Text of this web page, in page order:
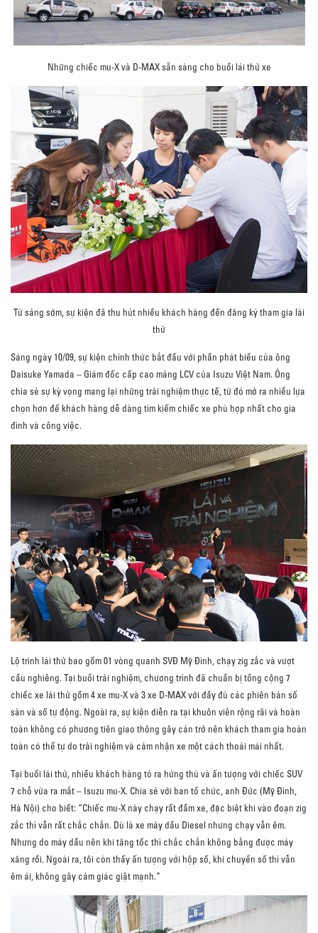
Những chiếc mu-X và D-MAX sẵn sàng cho buổi lái thử xe
Từ sáng sớm, sự kiện đã thu hút nhiều khách hàng đến đăng ký tham gia lái
thử
Sáng ngày 10/09, sự kiện chính thức bắt đầu với phần phát biểu của ông
Daisuke Yamada – Giám đốc cấp cao mảng LCV của Isuzu Việt Nam. Ông
chia sẻ sự kỳ vọng mang lại những trải nghiệm thực tế, từ đó mở ra nhiều lựa
chọn hơn để khách hàng dễ dàng tìm kiếm chiếc xe phù hợp nhất cho gia
đình và công việc.
Lộ trình lái thử bao gồm 01 vòng quanh SVĐ Mỹ Đình, chạy zig zắc và vượt
cầu nghiêng. Tại buổi trải nghiệm, chương trình đã chuẩn bị tổng cộng 7
chiếc xe lái thử gồm 4 xe mu-X và 3 xe D-MAX với đầy đủ các phiên bản số
sàn và số tự động. Ngoài ra, sự kiện diễn ra tại khuôn viên rộng rãi và hoàn
toàn không có phương tiên giao thông gây cản trở nên khách tham gia hoàn
toàn có thể tự do trải nghiệm và cảm nhận xe một cách thoải mái nhất.
Tại buổi lái thử, nhiều khách hàng tỏ ra hứng thú và ấn tượng với chiếc SUV
7 chỗ vừa ra mắt – Isuzu mu-X. Chia sẻ với ban tổ chức, anh Đức (Mỹ Đình,
Hà Nội) cho biết: “Chiếc mu-X này chạy rất đầm xe, đặc biệt khi vào đoạn zig
zắc thì vẫn rất chắc chắn. Dù là xe máy dầu Diesel nhưng chạy vẫn êm.
Nhưng do máy dầu nên khi tăng tốc thì chắc chắn không bằng được máy
xăng rồi. Ngoài ra, tôi còn thấy ấn tượng với hộp số, khi chuyển số thì vẫn
êm ái, không gây cảm giác giật mạnh.”